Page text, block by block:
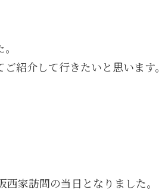
紹介して行きたいと思います。
家訪問の当日となりました。